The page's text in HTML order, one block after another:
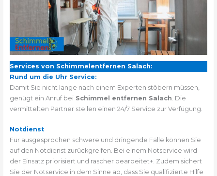
Services von Schimmelentfernen Salach:
Rund um die Uhr Service:
Damit Sie nicht lange nach einem Experten stöbern müssen,
genügt ein Anruf bei Schimmel entfernen Salach . Die
vermittelten Partner stellen einen 24/7 Service zur Verfügung.
Notdienst
Für ausgesprochen schwere und dringende Fälle können Sie
auf den Notdienst zurückgreifen. Bei einem Notservice wird
der Einsatz priorisiert und rascher bearbeitet+. Zudem sichert
Sie der Notservice in dem Sinne ab, dass Sie qualifizierte Hilfe